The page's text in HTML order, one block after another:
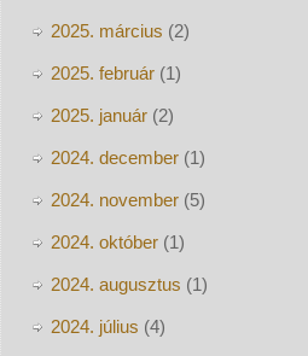
2025. március (2)
2025. február(1)
2025. január(2)
2024. december(1)
2024. november(5)
2024. október(1)
2024. augusztus (1)
2024. július (4)